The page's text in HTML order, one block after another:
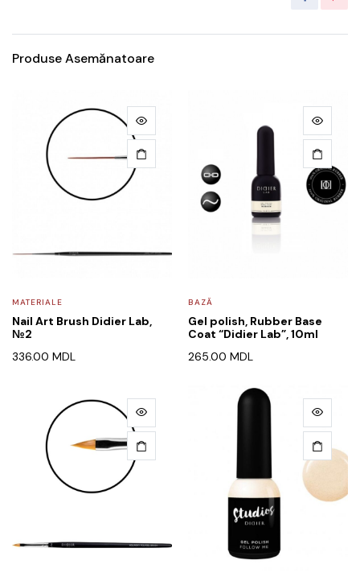
Produse Asemănatoare
MATERIALE
Nail Art Brush Didier Lab,
№2
336.00 MDL
BAZĂ
Gel polish, Rubber Base
Coat “Didier Lab”, 10ml
265.00 MDL